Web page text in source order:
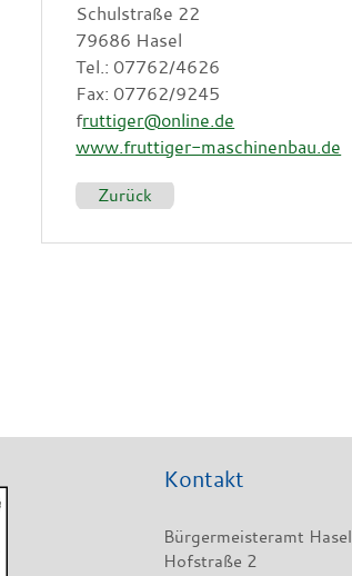
Schulstraße 22
79686 Hasel
Tel.: 07762/4626
Fax: 07762/9245
fruttiger@online.de
www.fruttiger-maschinenbau.de
Zurück
Kontakt
Bürgermeisteramt Hasel
Hofstraße 2